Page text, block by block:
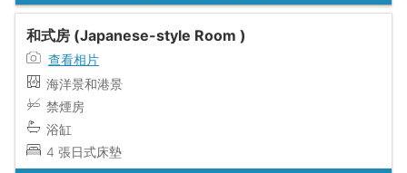
和式房 (Japanese-style Room )
查看相片
海洋景和港景
禁煙房
浴缸
4 張日式床墊